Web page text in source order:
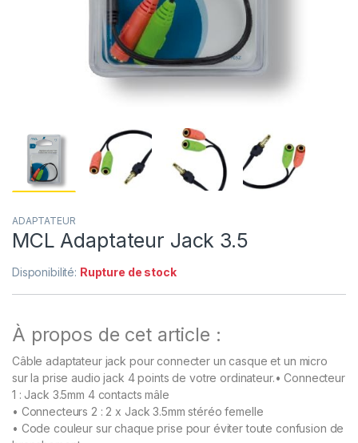
ADAPTATEUR
MCL Adaptateur Jack 3.5
Disponibilité: Rupture de stock
À propos de cet article :
Câble adaptateur jack pour connecter un casque et un micro
sur la prise audio jack 4 points de votre ordinateur.• Connecteur
1 : Jack 3.5mm 4 contacts mâle
• Connecteurs 2 : 2 x Jack 3.5mm stéréo femelle
• Code couleur sur chaque prise pour éviter toute confusion de